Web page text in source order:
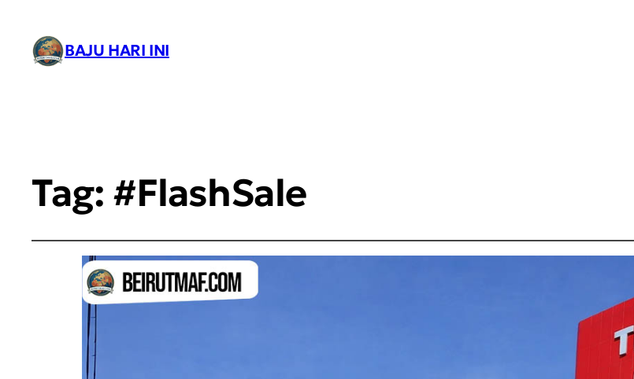
BAJU HARI INI
Tag: #FlashSale